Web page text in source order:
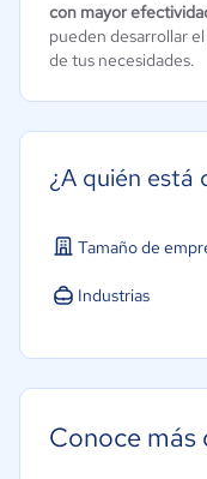
con mayor
pueden desarrollar
de tus necesidades.
¿A quién está
Tamaño de
Industrias
Conoce más